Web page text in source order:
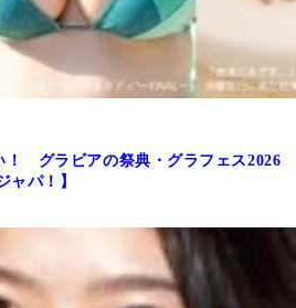
！ グラビアの祭典・グラフェス2026
ャパ！】